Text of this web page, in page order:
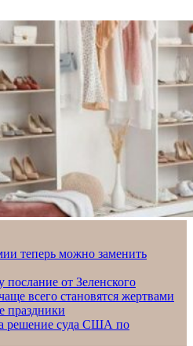
теперь можно заменить
от Зеленского
всего становятся жертвами
праздники
решение суда США по